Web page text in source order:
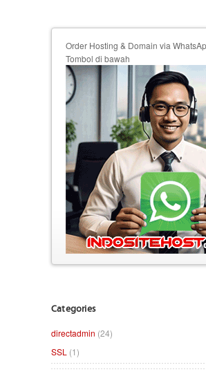
Order Hosting & Domain via
Tombol di bawah
Categories
directadmin (24)
SSL (1)